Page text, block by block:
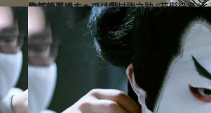
2022.8.6
歌舞伎界のホープ、中村歌之助 “花形役者”としての目覚め、そして 新作『新選組』への挑戦
カルチャー